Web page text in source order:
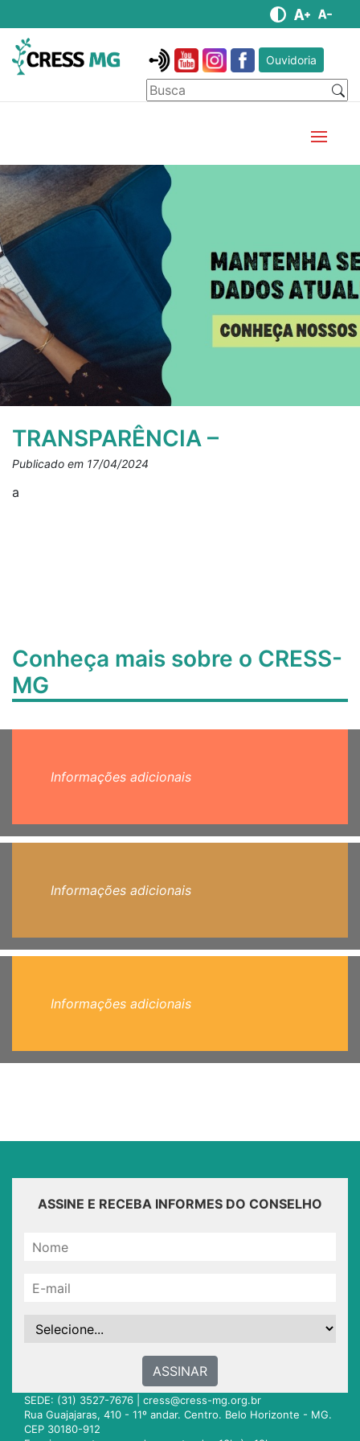
Ouvidoria
TRANSPARÊNCIA –
Publicado em 17/04/2024
a
Conheça mais sobre o CRESS-
MG
Informações adicionais
Informações adicionais
Informações adicionais
ASSINE E RECEBA INFORMES DO CONSELHO
ASSINAR
SEDE: (31) 3527-7676 | cress@cress-mg.org.br
Rua Guajajaras, 410 - 11º andar. Centro. Belo Horizonte - MG.
CEP 30180-912